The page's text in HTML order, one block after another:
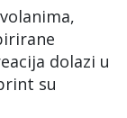
dolazi u
su